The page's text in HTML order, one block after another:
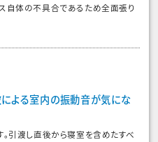
自体の不具合であるため全面張り
よる室内の振動音が気にな
引渡し直後から寝室を含めたすべ